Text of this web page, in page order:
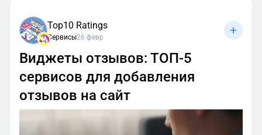
Top10 Ratings
Сервисы26 февр
Виджеты отзывов: ТОП-5
сервисов для добавления
отзывов на сайт